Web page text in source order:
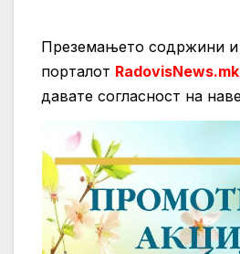
Преземањето содржини
порталот RadovisNews.mk
давате согласност на